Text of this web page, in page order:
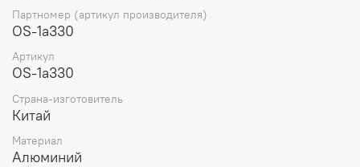
Партномер (артикул производителя)
OS-1a330
Артикул
OS-1a330
Страна-изготовитель
Китай
Материал
Алюминий